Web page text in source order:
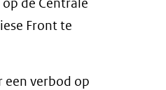
Front te
een verbod op